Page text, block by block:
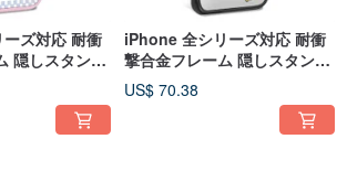
ズ対応 耐衝
隠しスタンド
ケース - ワッ
iPhone 全シリーズ対応 耐衝
撃合金フレーム 隠しスタンド
ミラー MagSafe 対応ケース -
キャンディフラワー
US$ 70.38